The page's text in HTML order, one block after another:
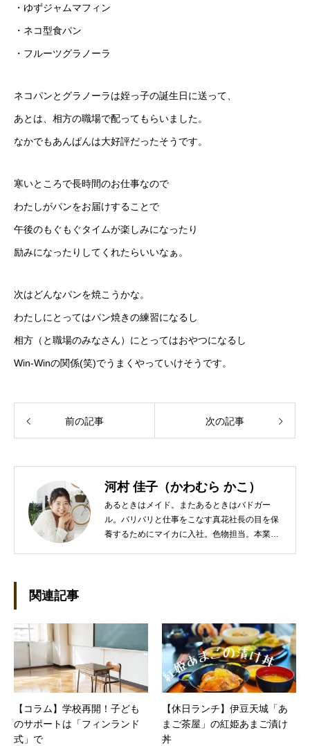
・ゆずジャムマフィン
・ネコ型食パン
・フルーツグラノーラ
ネコパンとグラノーラは姪っ子の誕生日に送って、
あとは、相方の職場で配ってもらいました。
なかでもあんぱんは大好評だったそうです。
寒いところで長時間のお仕事なので
わたしがパンをお届けすることで
午後のもぐもぐタイムが楽しみになったり
励みになったりしてくれたらいいなぁ。
次はどんなパンを焼こうかな。
わたしにとってはパン焼きの練習になるし
相方（と職場のみなさん）にとってはおやつになるし
Win-Winの関係(笑)でうまくやっていけそうです。
前の記事 次の記事
河村 佳子（かわむら かこ）
あるときはメイド。またあるときはバドガー
ル。バリバリと仕事をこなす真花社長の目を保
養するためにマイカに入社。色物担当。本業は
べく上京。設立して間もない会社に携わること
が多かったので、総務的な社内整備を得意とす
る。●連絡先 メール：kako@office-mica.com
関連記事
【コラム】学校再開！子ども
のサポートは「フィンランド
式」で
【休日ランチ】伊豆天城「あ
まご茶屋」の紅姫あまご漬け
丼